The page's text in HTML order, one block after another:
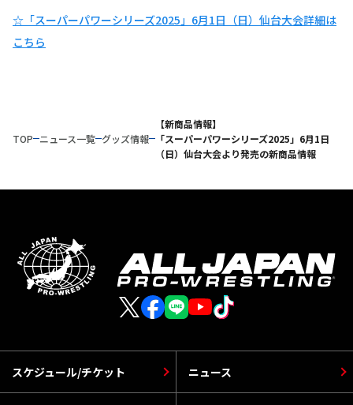
☆「スーパーパワーシリーズ2025」6月1日（日）仙台大会詳細は
こちら
TOP ニュース一覧 グッズ情報
【新商品情報】
「スーパーパワーシリーズ2025」6月1日
（日）仙台大会より発売の新商品情報
スケジュール/チケット ニュース